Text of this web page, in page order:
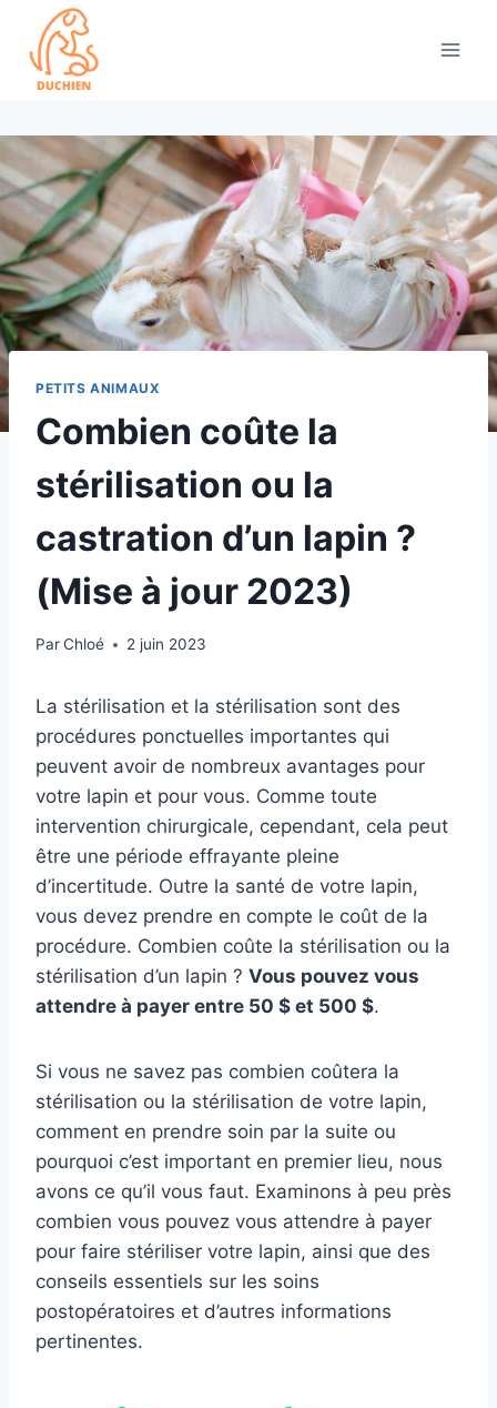
content
PETITS ANIMAUX
Combien coûte la
stérilisation ou la
castration d’un lapin ?
(Mise à jour 2023)
ParChloé 2 juin 2023
La stérilisation et la stérilisation sont des
procédures ponctuelles importantes qui
peuvent avoir de nombreux avantages pour
votre lapin et pour vous. Comme toute
intervention chirurgicale, cependant, cela peut
être une période effrayante pleine
d’incertitude. Outre la santé de votre lapin,
vous devez prendre en compte le coût de la
procédure. Combien coûte la stérilisation ou la
stérilisation d’un lapin ? Vous pouvez vous
attendre à payer entre 50 $ et 500 $.
Si vous ne savez pas combien coûtera la
stérilisation ou la stérilisation de votre lapin,
comment en prendre soin par la suite ou
pourquoi c’est important en premier lieu, nous
avons ce qu’il vous faut. Examinons à peu près
combien vous pouvez vous attendre à payer
pour faire stériliser votre lapin, ainsi que des
conseils essentiels sur les soins
postopératoires et d’autres informations
pertinentes.